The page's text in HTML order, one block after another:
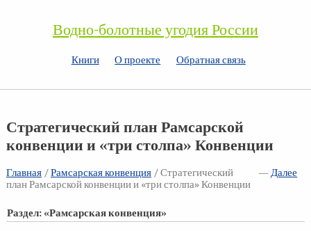
Водно-болотные угодия России
Книги О проекте Обратная связь
Стратегический план Рамсарской
конвенции и «три столпа» Конвенции
Главная/ —Далее
Рамсарская конвенция/ Стратегический
план Рамсарской конвенции и «три столпа» Конвенции
Раздел: «Рамсарская конвенция»